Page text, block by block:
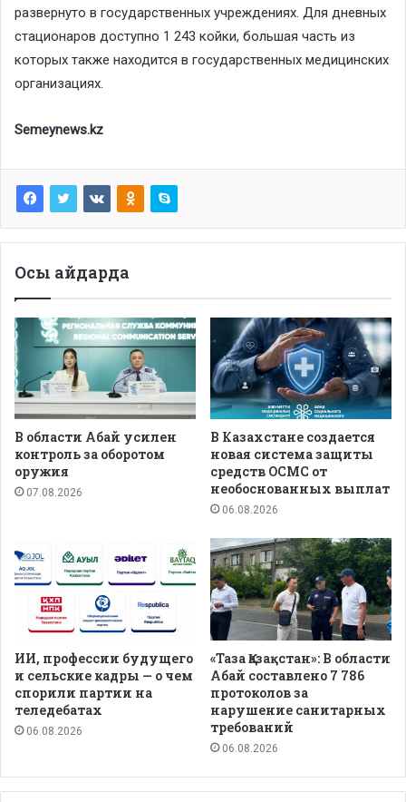
развернуто в государственных учреждениях. Для дневных
стационаров доступно 1 243 койки, большая часть из
которых также находится в государственных медицинских
организациях.
Semeynews.kz
Осы айдарда
В области Абай усилен
контроль за оборотом
оружия
07.08.2026
В Казахстане создается
новая система защиты
средств ОСМС от
необоснованных выплат
06.08.2026
ИИ, профессии будущего
и сельские кадры — о чем
спорили партии на
теледебатах
06.08.2026
«Таза Қазақстан»: В области
Абай составлено 7 786
протоколов за
нарушение санитарных
требований
06.08.2026